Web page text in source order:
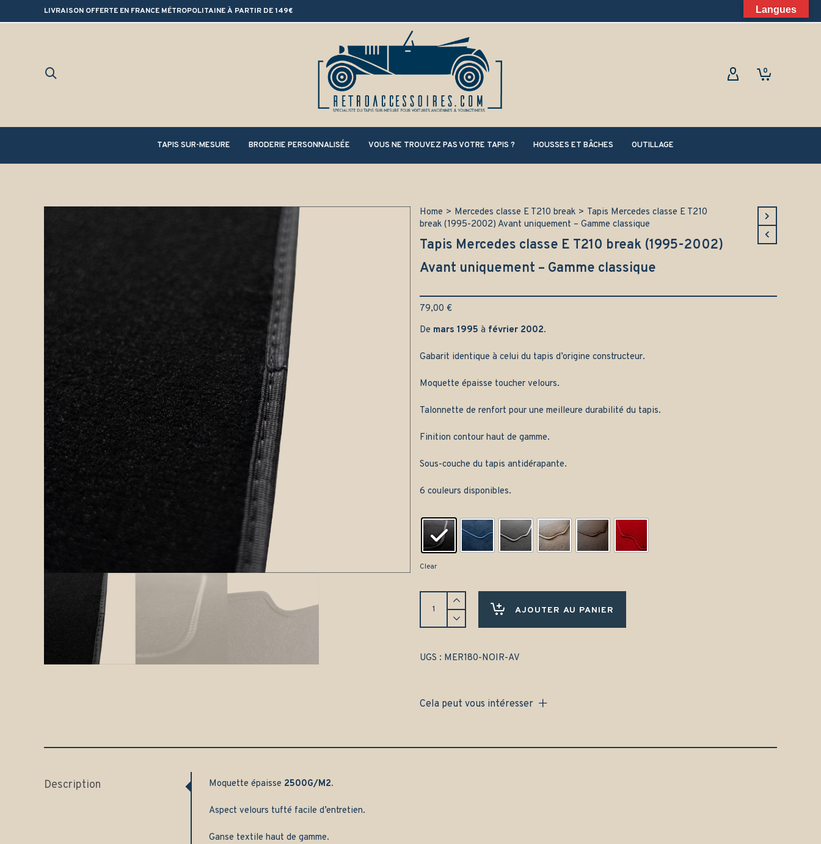
LIVRAISON OFFERTE EN FRANCE MÉTROPOLITAINE À PARTIR DE 149€
0
TAPIS SUR-MESURE BRODERIE PERSONNALISÉE VOUS NE TROUVEZ PAS VOTRE TAPIS ? HOUSSES ET BÂCHES OUTILLAGE
Home > Mercedes classe E T210 break > Tapis Mercedes classe E T210
break (1995-2002) Avant uniquement – Gamme classique
Tapis Mercedes classe E T210 break (1995-2002)
Avant uniquement – Gamme classique
79,00 €
De mars 1995 à février 2002.
Gabarit identique à celui du tapis d’origine constructeur.
Moquette épaisse toucher velours.
Talonnette de renfort pour une meilleure durabilité du tapis.
Finition contour haut de gamme.
Sous-couche du tapis antidérapante.
6 couleurs disponibles.
Clear
Tapis
Mercedes
break
uniquement
AJOUTER AU PANIER
UGS : MER180-NOIR-AV
Cela peut vous intéresser
Description Moquette épaisse 2500G/M2.
Aspect velours tufté facile d’entretien.
Ganse textile haut de gamme.
Langues